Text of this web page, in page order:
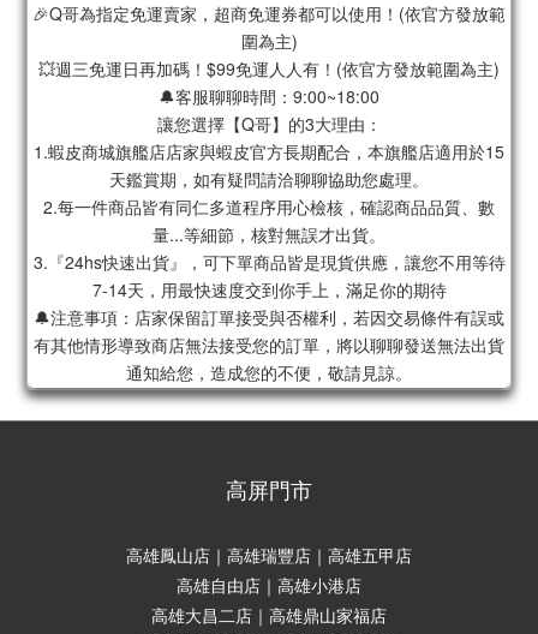
🎉Q哥為指定免運賣家，超商免運券都可以使用！(依官方發放範
圍為主)
💥週三免運日再加碼！$99免運人人有！(依官方發放範圍為主)
🔔客服聊聊時間：9:00~18:00
讓您選擇【Q哥】的3大理由：
1.蝦皮商城旗艦店店家與蝦皮官方長期配合，本旗艦店適用於15
天鑑賞期，如有疑問請洽聊聊協助您處理。
2.每一件商品皆有同仁多道程序用心檢核，確認商品品質、數
量...等細節，核對無誤才出貨。
3.『24hs快速出貨』，可下單商品皆是現貨供應，讓您不用等待
7-14天，用最快速度交到你手上，滿足你的期待
🔔注意事項：店家保留訂單接受與否權利，若因交易條件有誤或
有其他情形導致商店無法接受您的訂單，將以聊聊發送無法出貨
通知給您，造成您的不便，敬請見諒。
高屏門市
高雄鳳山店｜高雄瑞豐店｜高雄五甲店
高雄自由店｜高雄小港店
高雄大昌二店｜高雄鼎山家福店